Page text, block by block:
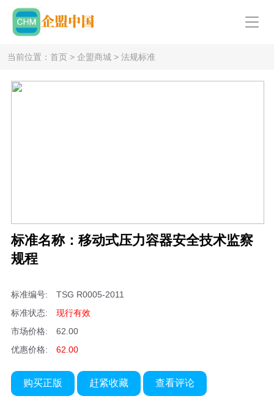
当前位置： 首页 > 企盟商城 > 法规标准
标准名称：移动式压力容器安全技术监察
规程
标准编号:
TSG R0005-2011
标准状态:
现行有效
市场价格:
62.00
优惠价格:
62.00
购买正版 赶紧收藏 查看评论